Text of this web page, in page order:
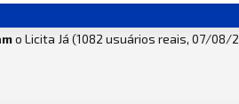
o Licita Já (1082 usuários reais, 07/08/